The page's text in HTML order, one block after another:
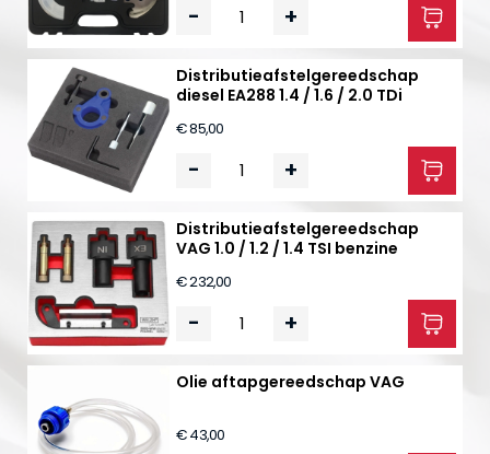
- +
Distributieafstelgereedschap
diesel EA288 1.4 / 1.6 / 2.0 TDi
€ 85,00
- +
Distributieafstelgereedschap
VAG 1.0 / 1.2 / 1.4 TSI benzine
€ 232,00
- +
Olie aftapgereedschap VAG
€ 43,00